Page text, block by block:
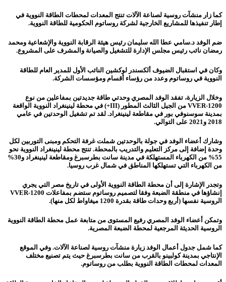
كما زار منشآت روسية لصناعة الآلات تنتج المعدات لمحطات الطاقة النووية في
إطار تنفيذها للمشاريع الخارجية لشركة روساتوم الحكومية للطاقة النووية.
ضم الوفد د.سامي عطا الله سليمان رئيس هيئة الرقابة النووية والإشعاعية ومحمد
رمضان نائب رئيس مجلس الإدارة للتشغيل والصيانة والمشرف على المشروع.
وكان في استقبال الضيوف ألكسندر لوكشين النائب الأول للمدير العام للطاقة
النووية في روساتوم وعدد من رؤساء أقسام ومؤسسات الشركة.
وخلال الزيارة، تفقد الوفد المصري وحدتي طاقة جديدتين بمفاعلين من نوع
VVER-1200 من الجيل الثالث المطور (III+) في محطة لينينغراد النووية الواقعة
بمدينة سوسنوفي بور في مقاطعة لينينغراد. لقد تم تشغيل الوحدتين في عامي
2018 و2021 على التوالي.
وشارك أعضاء الوفد في جولة بالوحدتين شملت غرفة التحكم ومبنى التوربين لكل
وحدة إضافة إلى مركز التعليم والتدريب بالمحطة. تنتج محطة لينينغراد النووية نحو
55% من الكهرباء المستهلكة في مدينة سانت بطرسبرغ ومقاطعة لينينغراد و30%
من الكهرباء التي تستهلكها المناطق في شمال غرب روسيا.
وتجدر الإشارة إلى أن محطة الطاقة النووية الأولى في تاريخ مصر التي يجري
إنشاؤها في منطقة الضبعة وفقا لتصميم روساتوم ستضم بمفاعلات VVER-1200
الروسية نفسها (أربع وحدات طاقة بقدرة 1200 ميغاواط لكل منها).
وتمكن أعضاء الوفد المصري رفيع المستوى من متابعة عمل محطة الطاقة النووية
الروسية الحديثة المرجعية لمحطة الضبعة المصرية.
كما شمل جدول أعمال الوفد زيارة منشآت روسية لصناعة الآلات. وفي الموقع
الإنتاجي بمدينة كولبينو بالقرب من سانت بطرسبرغ حيث يتم تصنيع مختلف
المعدات لمحطات الطاقة النووية بطلب من روساتوم.